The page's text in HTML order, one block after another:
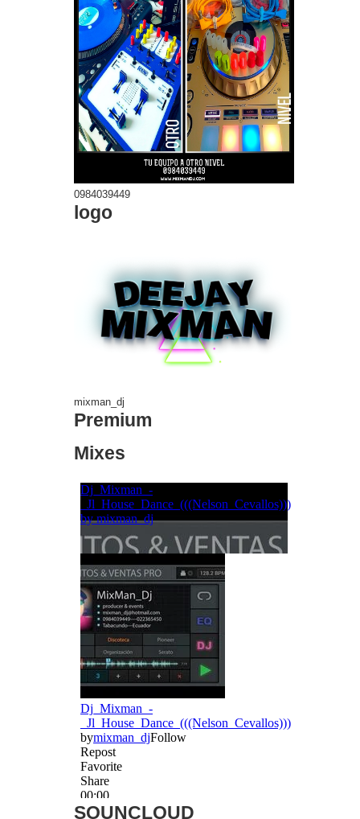
0984039449
logo
mixman_dj
Premium
Mixes
SOUNCLOUD